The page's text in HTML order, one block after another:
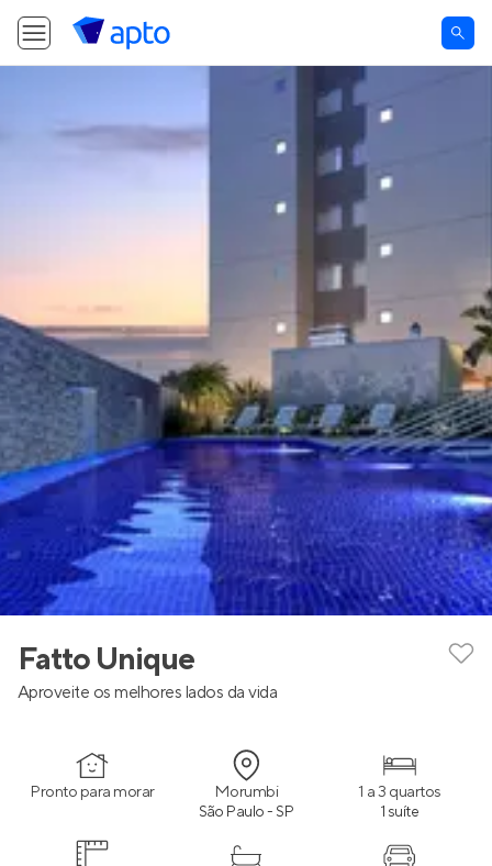
Fatto Unique
Aproveite os melhores lados da vida
Pronto para morar Morumbi
São Paulo - SP
1 a 3 quartos
1 suíte